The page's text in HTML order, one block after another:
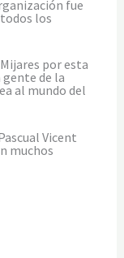
fue
los
por esta
de la
al mundo del
Vicent
muchos